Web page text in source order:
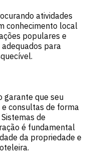
atividades
conhecimento local
populares e
para
garante que seu
e consultas de forma
Sistemas de
é fundamental
da propriedade e